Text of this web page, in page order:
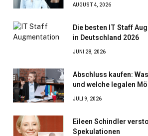
AUGUST 4, 2026
Die besten IT Staff
in Deutschland 2026
JUNI 28, 2026
Abschluss kaufen:
und welche legalen
JULI 9, 2026
Eileen Schindler
Spekulationen